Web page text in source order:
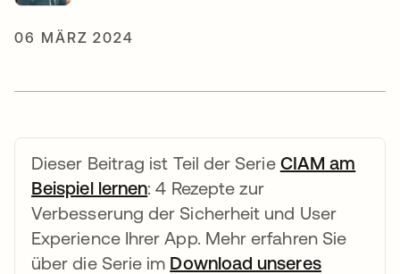
06 MÄRZ 2024
Dieser Beitrag ist Teil der Serie CIAM am
Beispiel lernenwird in einer neuen
: 4 Rezepte zur
Verbesserung der Sicherheit und User
Experience Ihrer App. Mehr erfahren Sie
über die Serie im Download unseres